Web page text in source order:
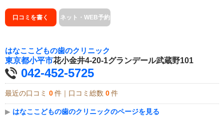
口コミを書く ネット・WEB予約
はなここどもの歯のクリニック
東京都小平市花小金井4-20-1グランデール武蔵野101
042-452-5725
最近の口コミ 0 件｜口コミ総数 0 件
▶ はなここどもの歯のクリニックのページを見る